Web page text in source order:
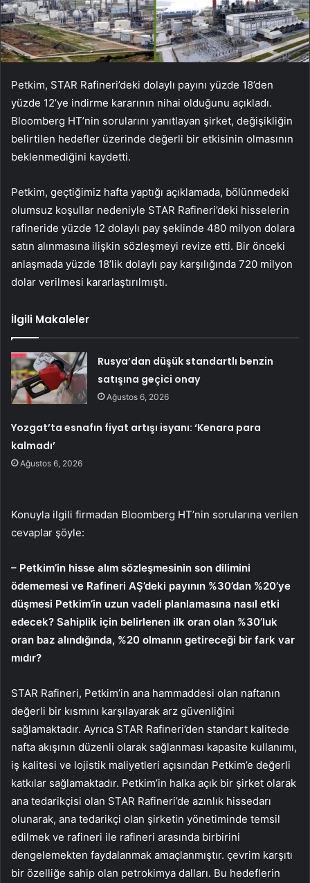
Petkim, STAR Rafineri’deki dolaylı payını yüzde 18’den
yüzde 12’ye indirme kararının nihai olduğunu açıkladı.
Bloomberg HT’nin sorularını yanıtlayan şirket, değişikliğin
belirtilen hedefler üzerinde değerli bir etkisinin olmasının
beklenmediğini kaydetti.
Petkim, geçtiğimiz hafta yaptığı açıklamada, bölünmedeki
olumsuz koşullar nedeniyle STAR Rafineri’deki hisselerin
rafineride yüzde 12 dolaylı pay şeklinde 480 milyon dolara
satın alınmasına ilişkin sözleşmeyi revize etti. Bir önceki
anlaşmada yüzde 18’lik dolaylı pay karşılığında 720 milyon
dolar verilmesi kararlaştırılmıştı.
İlgili Makaleler
Rusya’dan düşük standartlı benzin
satışına geçici onay
Ağustos 6, 2026
Yozgat’ta esnafın fiyat artışı isyanı: ‘Kenara para
kalmadı’
Ağustos 6, 2026
Konuyla ilgili firmadan Bloomberg HT’nin sorularına verilen
cevaplar şöyle:
– Petkim’in hisse alım sözleşmesinin son dilimini
ödememesi ve Rafineri AŞ’deki payının %30’dan %20’ye
düşmesi Petkim’in uzun vadeli planlamasına nasıl etki
edecek? Sahiplik için belirlenen ilk oran olan %30’luk
oran baz alındığında, %20 olmanın getireceği bir fark var
mıdır?
STAR Rafineri, Petkim’in ana hammaddesi olan naftanın
değerli bir kısmını karşılayarak arz güvenliğini
sağlamaktadır. Ayrıca STAR Rafineri’den standart kalitede
nafta akışının düzenli olarak sağlanması kapasite kullanımı,
iş kalitesi ve lojistik maliyetleri açısından Petkim’e değerli
katkılar sağlamaktadır. Petkim’in halka açık bir şirket olarak
ana tedarikçisi olan STAR Rafineri’de azınlık hissedarı
olunarak, ana tedarikçi olan şirketin yönetiminde temsil
edilmek ve rafineri ile rafineri arasında birbirini
dengelemekten faydalanmak amaçlanmıştır. çevrim karşıtı
bir özelliğe sahip olan petrokimya dalları. Bu hedeflerin